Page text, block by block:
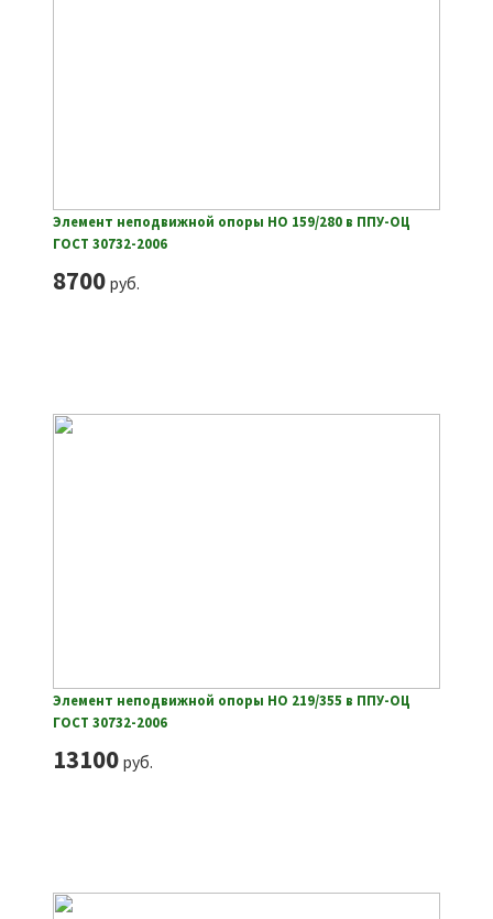
Элемент неподвижной опоры НО 159/280 в ППУ-ОЦ
ГОСТ 30732-2006
8700руб.
Элемент неподвижной опоры НО 219/355 в ППУ-ОЦ
ГОСТ 30732-2006
13100руб.